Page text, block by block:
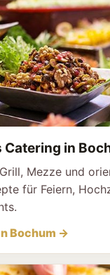
in
Mezze und
für Feiern,
Bochum →